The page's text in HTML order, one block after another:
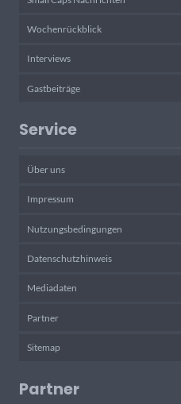
Wochenrückblick
Interviews
Gastbeiträge
Service
Über uns
Impressum
Nutzungsbedingungen
Datenschutzhinweis
Mediadaten
Partner
Sitemap
Partner